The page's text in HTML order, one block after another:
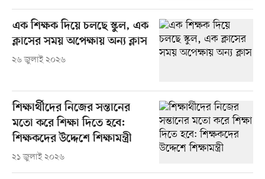
এক শিক্ষক দিয়ে চলছে স্কুল, এক
ক্লাসের সময় অপেক্ষায় অন্য ক্লাস
২৬ জুলাই ২০২৬
শিক্ষার্থীদের নিজের সন্তানের
মতো করে শিক্ষা দিতে হবে:
শিক্ষকদের উদ্দেশে শিক্ষামন্ত্রী
২১ জুলাই ২০২৬